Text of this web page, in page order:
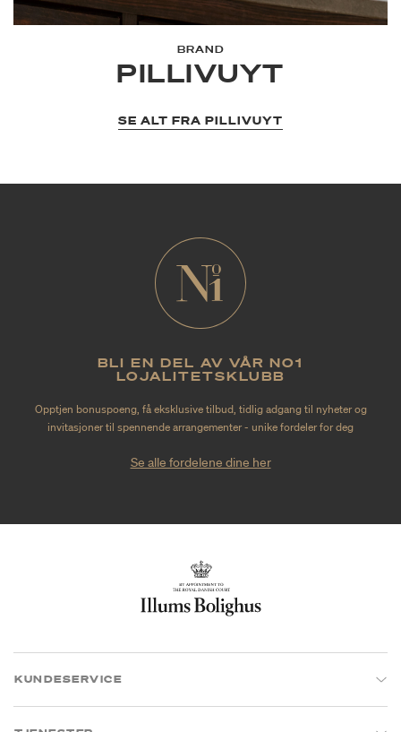
BRAND
PILLIVUYT
SE ALT FRA PILLIVUYT
BLI EN DEL AV VÅR NO1
LOJALITETSKLUBB
Opptjen bonuspoeng, få eksklusive tilbud, tidlig adgang til nyheter og
invitasjoner til spennende arrangementer - unike fordeler for deg
Se alle fordelene dine her
KUNDESERVICE